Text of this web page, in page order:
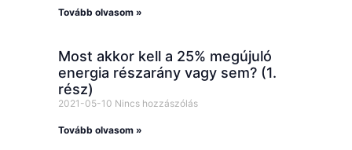
Tovább olvasom »
Most akkor kell a 25% megújuló
energia részarány vagy sem? (1.
rész)
2021-05-10 Nincs hozzászólás
Tovább olvasom »